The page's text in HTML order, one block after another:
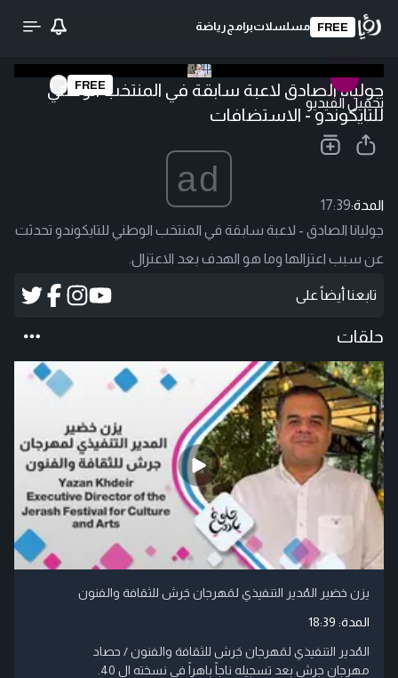
FREE مسلسلاتبرامج رياضة
تحميل الفيديو
FREE
جوليانا الصادق لاعبة سابقة في المنتخب الوطني
للتايكوندو - الاستضافات
ad
المدة:17:39
جوليانا الصادق - لاعبة سابقة في المنتخب الوطني للتايكوندو تحدثت
عن سبب اعتزالها وما هو الهدف بعد الاعتزال.
تابعنا أيضاً على
حلقات
يزن خضير المُدير التنفيذي لمَهرجان جَرش للثقافة والفنون
المدة: 18:39
المُدير التنفيذي لمَهرجان جَرش للثقافة والفنون / حصاد
مهرجان جرش بعد تسجيله ناجاً باهراً في نسخته ال 40.